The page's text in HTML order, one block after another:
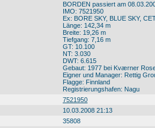
BORDEN passiert am
IMO: 7521950
Ex: BORE SKY, BLUE SKY,
Länge: 142,34 m
Breite: 19,26 m
Tiefgang: 7,16 m
GT: 10.100
NT: 3.030
DWT: 6.615
Gebaut: 1977 bei Kværner
Eigner und Manager: Rettig
Flagge: Finnland
Registrierungshafen: Nagu
7521950
10.03.2008 21:13
35808